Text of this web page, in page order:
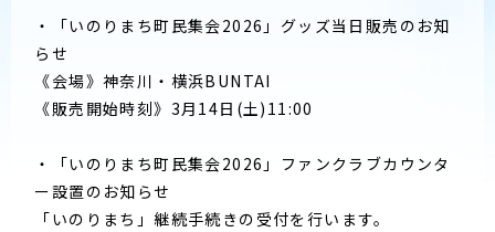
・「いのりまち町民集会2026」グッズ当日販売のお知
らせ
《会場》神奈川・横浜BUNTAI
《販売開始時刻》3月14日(土)11:00
・「いのりまち町民集会2026」ファンクラブカウンタ
ー設置のお知らせ
「いのりまち」継続手続きの受付を行います。